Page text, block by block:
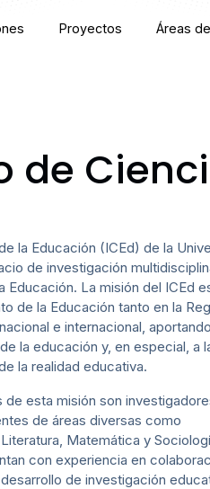
Proyectos Áreas
de
la Educación (ICEd) de la
de investigación
Educación. La misión del ICEd
de la Educación tanto en la
e internacional,
la educación y, en especial, a
la realidad educativa.
de esta misión son
de áreas diversas como
Matemática y
con experiencia en
de investigación